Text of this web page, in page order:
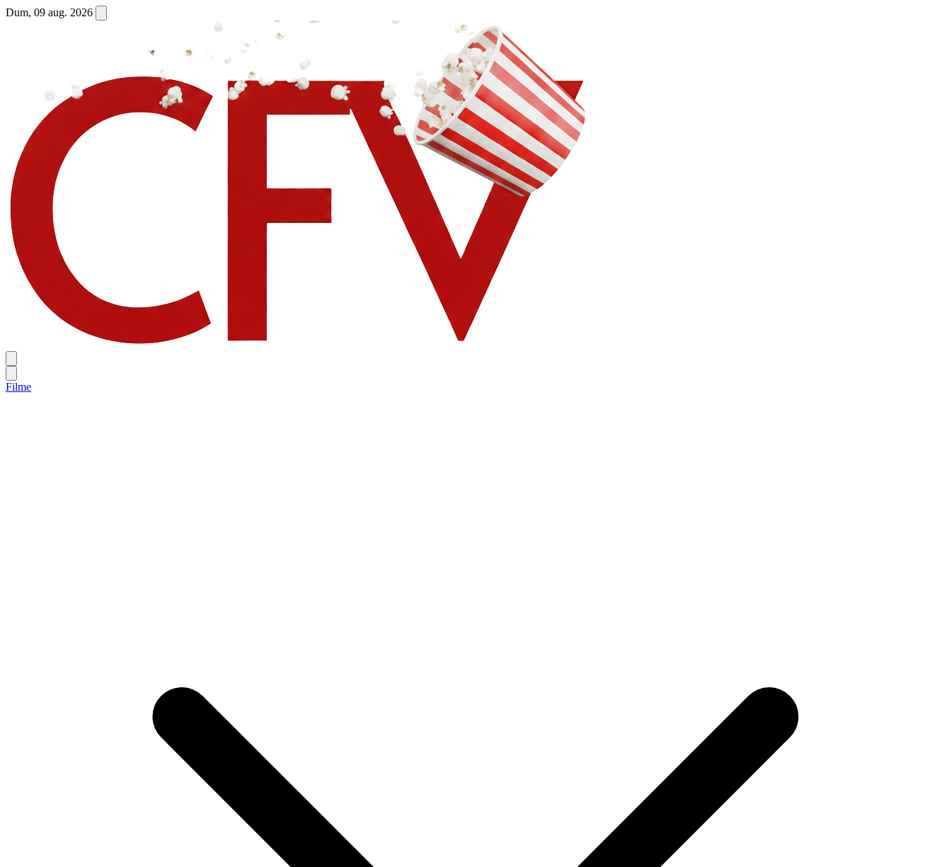
Dum, 09 aug. 2026
Filme